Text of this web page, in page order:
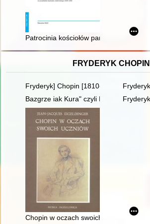
Patrocinia kościołów parafialnych w
FRYDERYK CHOPIN
Fryderyk] Chopin [1810-1849] i
Bazgrze iak Kura" czyli Fryderyk
Chopin w oczach swoich uczniów